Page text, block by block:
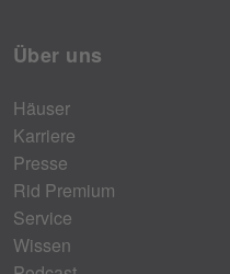
Über uns
Häuser
Karriere
Presse
Rid Premium
Service
Wissen